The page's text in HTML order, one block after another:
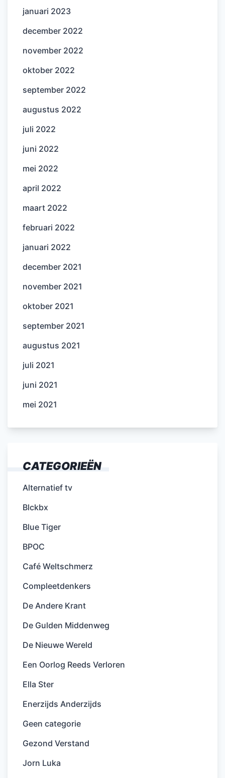
januari 2023
december 2022
november 2022
oktober 2022
september 2022
augustus 2022
juli 2022
juni 2022
mei 2022
april 2022
maart 2022
februari 2022
januari 2022
december 2021
november 2021
oktober 2021
september 2021
augustus 2021
juli 2021
juni 2021
mei 2021
CATEGORIEËN
Alternatief tv
Blckbx
Blue Tiger
BPOC
Café Weltschmerz
Compleetdenkers
De Andere Krant
De Gulden Middenweg
De Nieuwe Wereld
Een Oorlog Reeds Verloren
Ella Ster
Enerzijds Anderzijds
Geen categorie
Gezond Verstand
Jorn Luka